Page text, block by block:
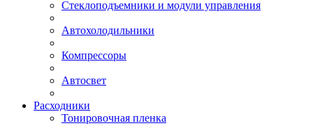
Стеклоподъемники и модули управления
Автохолодильники
Компрессоры
Автосвет
Расходники
Тонировочная пленка